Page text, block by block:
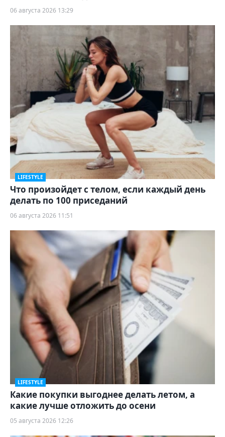
06 августа 2026 13:29
LIFESTYLE
Что произойдет с телом, если каждый день
делать по 100 приседаний
06 августа 2026 11:51
LIFESTYLE
Какие покупки выгоднее делать летом, а
какие лучше отложить до осени
05 августа 2026 12:26